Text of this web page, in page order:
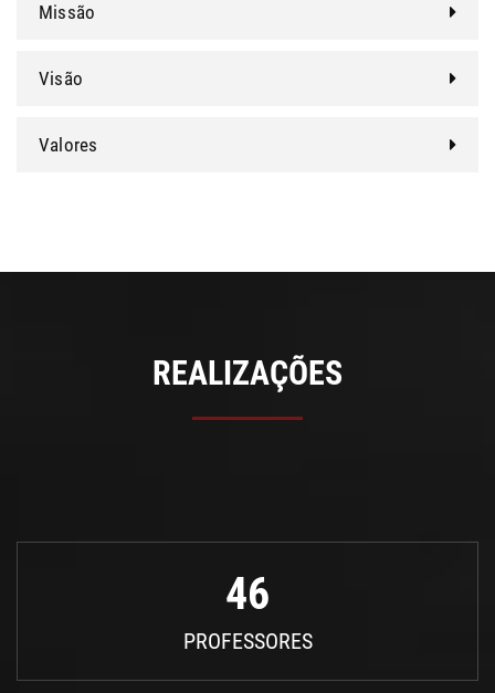
Missão
Visão
Valores
REALIZAÇÕES
46
PROFESSORES